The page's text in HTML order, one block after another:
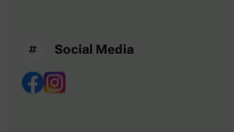
Social Media